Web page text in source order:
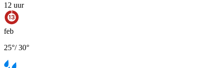
12 uur
feb
25°/30°